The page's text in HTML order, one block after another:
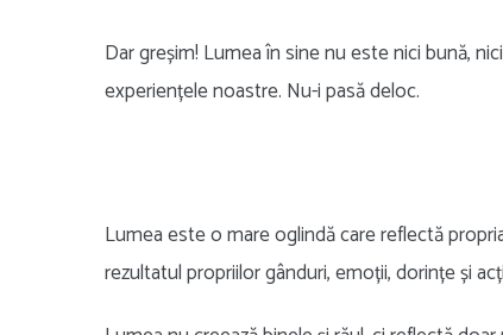
Dar greșim! Lumea în sine nu este nici bună,
experiențele noastre. Nu-i pasă deloc.
Lumea este o mare oglindă care reflectă
rezultatul propriilor gânduri, emoții, dorințe și